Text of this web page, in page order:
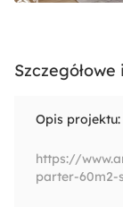
Opis projektu:
https://
parter-